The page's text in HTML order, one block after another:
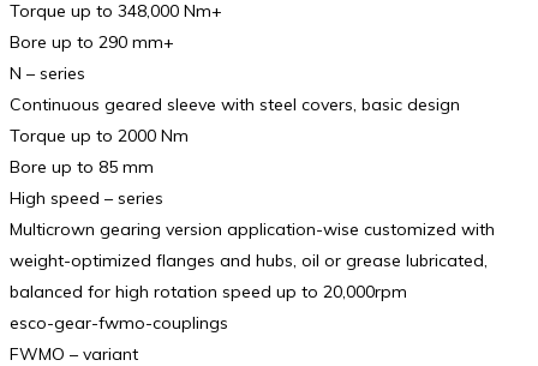
Torque up to 348,000 Nm+
Bore up to 290 mm+
N – series
Continuous geared sleeve with steel covers, basic design
Torque up to 2000 Nm
Bore up to 85 mm
High speed – series
Multicrown gearing version application-wise customized with
weight-optimized flanges and hubs, oil or grease lubricated,
balanced for high rotation speed up to 20,000rpm
esco-gear-fwmo-couplings
FWMO – variant